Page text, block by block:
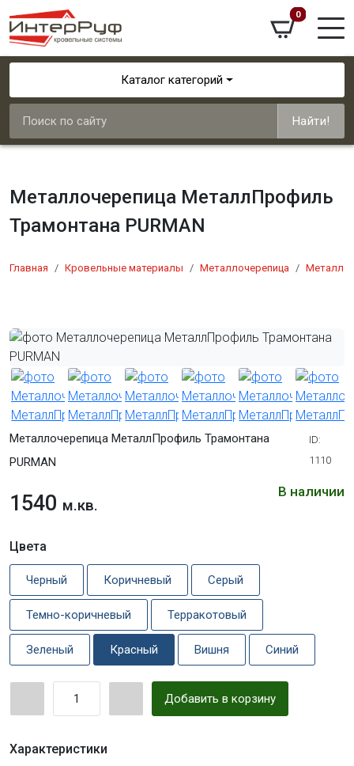
0
Каталог категорий
Найти!
Металлочерепица МеталлПрофиль
Трамонтана PURMAN
Главная Кровельные материалы Металлочерепица
Металлочерепица МеталлПрофиль Трамонтана
PURMAN
ID:
1110
В наличии
1540 м.кв.
Цвета
Черный Коричневый Серый
Темно-коричневый Терракотовый
Зеленый Красный Вишня Синий
Добавить в корзину
Характеристики